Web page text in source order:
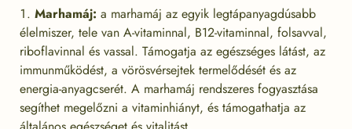
Marhamáj: a marhamáj az egyik legtápanyagdúsabb
élelmiszer, tele van A-vitaminnal, B12-vitaminnal, folsavval,
riboflavinnal és vassal. Támogatja az egészséges látást, az
immunműködést, a vörösvérsejtek termelődését és az
energia-anyagcserét. A marhamáj rendszeres fogyasztása
segíthet megelőzni a vitaminhiányt, és támogathatja az